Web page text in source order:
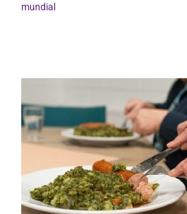
mundial